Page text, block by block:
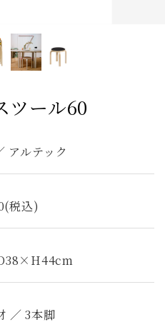
リック コレクション
ール60
アルテック
税込)
／ 3本脚